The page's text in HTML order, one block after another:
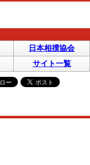
日本相撲協会
サイト一覧